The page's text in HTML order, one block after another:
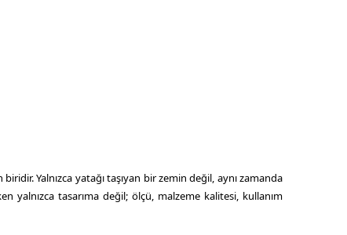
Yalnızca yatağı taşıyan bir zemin değil, aynı zamanda
yalnızca tasarıma değil; ölçü, malzeme kalitesi, kullanım